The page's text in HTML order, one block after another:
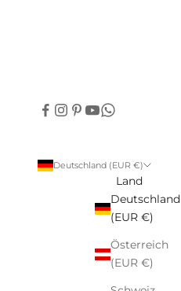
Deutschland (EUR €)
Land
Deutschland
(EUR €)
Österreich
(EUR €)